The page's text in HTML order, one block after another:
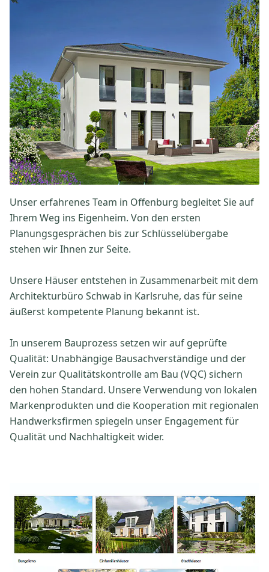
Unser erfahrenes Team in Offenburg begleitet Sie auf
Ihrem Weg ins Eigenheim. Von den ersten
Planungsgesprächen bis zur Schlüsselübergabe
stehen wir Ihnen zur Seite.
Unsere Häuser entstehen in Zusammenarbeit mit dem
Architekturbüro Schwab in Karlsruhe, das für seine
äußerst kompetente Planung bekannt ist.
In unserem Bauprozess setzen wir auf geprüfte
Qualität: Unabhängige Bausachverständige und der
Verein zur Qualitätskontrolle am Bau (VQC) sichern
den hohen Standard. Unsere Verwendung von lokalen
Markenprodukten und die Kooperation mit regionalen
Handwerksfirmen spiegeln unser Engagement für
Qualität und Nachhaltigkeit wider.